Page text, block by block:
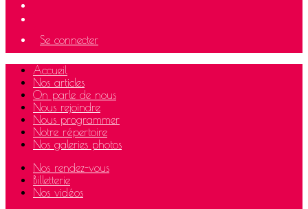
Se connecter
Accueil
Nos articles
On parle de nous
Nous rejoindre
Nous programmer
Notre répertoire
Nos galeries photos
Nos rendez-vous
Billetterie
Nos vidéos